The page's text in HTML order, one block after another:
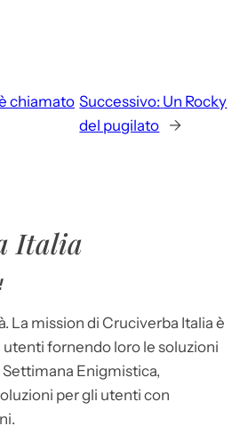
chiamato Successivo: Un Rocky
del pugilato →
Italia
La mission di Cruciverba Italia è
fornendo loro le soluzioni
Enigmistica,
per gli utenti con